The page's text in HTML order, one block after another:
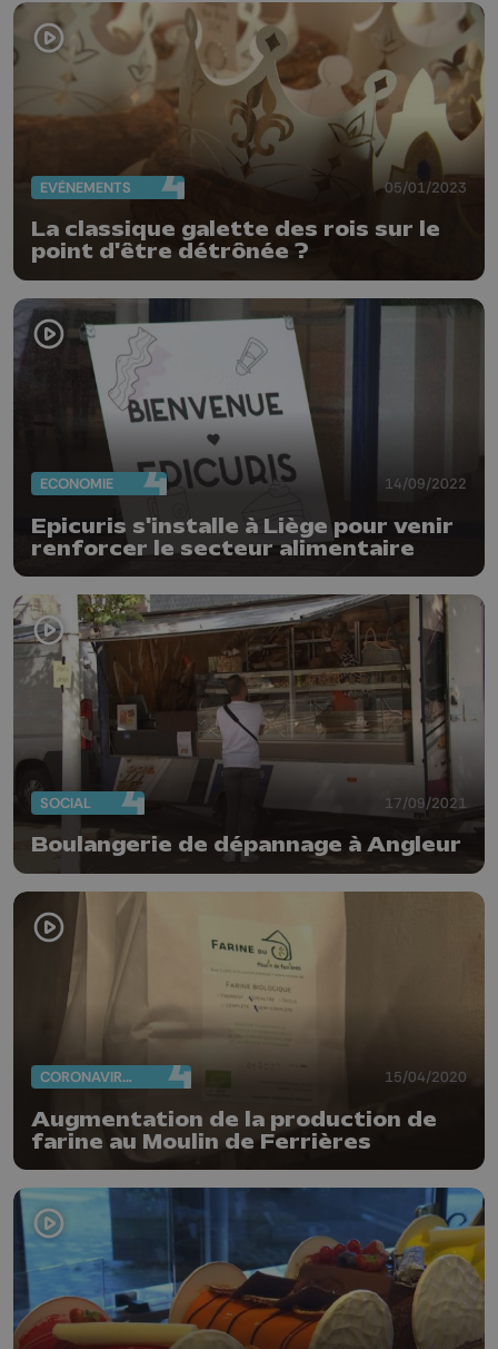
EVÈNEMENTS 05/01/2023
La classique galette des rois sur le
point d'être détrônée ?
ECONOMIE 14/09/2022
Epicuris s'installe à Liège pour venir
renforcer le secteur alimentaire
SOCIAL 17/09/2021
Boulangerie de dépannage à Angleur
CORONAVIRUS 15/04/2020
Augmentation de la production de
farine au Moulin de Ferrières